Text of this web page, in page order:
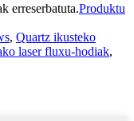
erreserbatuta.Produktu
, Quartz ikusteko
laser fluxu-hodiak,